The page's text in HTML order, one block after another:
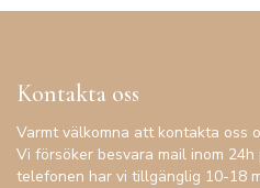
Kontakta oss
Varmt välkomna att kontakta oss
Vi försöker besvara mail inom
telefonen har vi tillgänglig 10-18